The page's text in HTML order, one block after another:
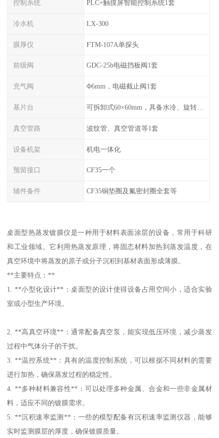
控制系统 PLC+触摸屏智能控制系统1套
冷水机 LX-300
膜厚仪 FTM-107A单探头
前级阀 GDC-25b电磁挡板阀1套
充气阀 Φ6mm，电磁截止阀1套
基片台 可拆卸式60×60mm，具备水冷、旋转功能
真空管路 波纹管、真空管道等1套
设备机架 机电一体化
预留接口 CF35一个
辅件备件 CF35铜垫圈及氟密封圈全套等
桌面型热蒸发镀膜仪是一种用于材料表面涂层的设备，常用于科研
和工业领域。它利用热蒸发原理，将固态材料加热到蒸发温度，在
真空环境中将蒸发的原子或分子沉积到基材表面形成薄膜。
**主要特点：**
1. **小型化设计**：桌面型的设计使得设备占用空间小，适合实验
室或小型生产环境。
2. **高真空环境**：通常配备真空泵，能实现低压环境，减少蒸发
过程中气体分子的干扰。
3. **温控系统**：具有的温度控制系统，可以根据不同材料的需要
进行加热，确保蒸发过程的稳定性。
4. **多种材料兼容性**：可以处理多种金属、合金和一些非金属材
料，适应不同的镀膜需求。
5. **沉积速率监测**：一些的模型配备有沉积速率监测仪器，能够
实时监测膜层的厚度，确保镀膜质量。